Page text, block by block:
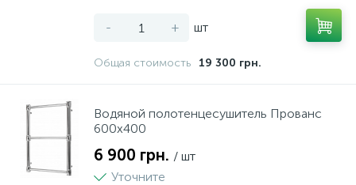
- + шт
Общая стоимость 19 300 грн.
Водяной полотенцесушитель Прованс
600х400
6 900 грн. / шт
Уточните